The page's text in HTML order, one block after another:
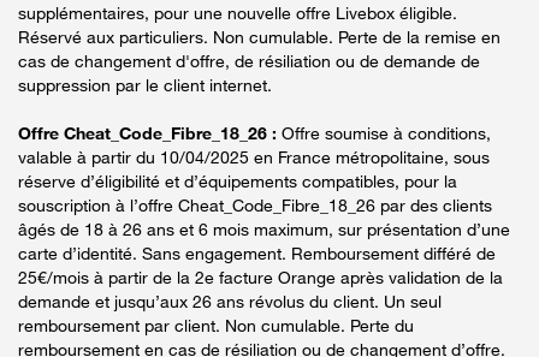
supplémentaires, pour une nouvelle offre Livebox éligible.
Réservé aux particuliers. Non cumulable. Perte de la remise en
cas de changement d'offre, de résiliation ou de demande de
suppression par le client internet.
Offre Cheat_Code_Fibre_18_26 : Offre soumise à conditions,
valable à partir du 10/04/2025 en France métropolitaine, sous
réserve d’éligibilité et d’équipements compatibles, pour la
souscription à l’offre Cheat_Code_Fibre_18_26 par des clients
âgés de 18 à 26 ans et 6 mois maximum, sur présentation d’une
carte d’identité. Sans engagement. Remboursement différé de
25€/mois à partir de la 2e facture Orange après validation de la
demande et jusqu’aux 26 ans révolus du client. Un seul
remboursement par client. Non cumulable. Perte du
remboursement en cas de résiliation ou de changement d’offre.